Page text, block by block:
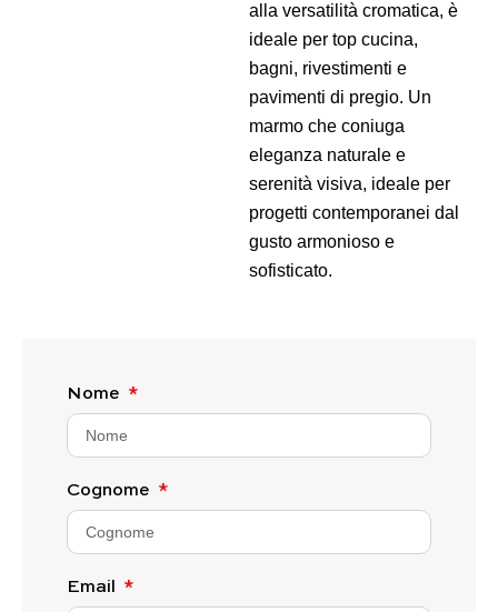
alla versatilità cromatica, è
ideale per top cucina,
bagni, rivestimenti e
pavimenti di pregio. Un
marmo che coniuga
eleganza naturale e
serenità visiva, ideale per
progetti contemporanei dal
gusto armonioso e
sofisticato.
Nome
Cognome
Email